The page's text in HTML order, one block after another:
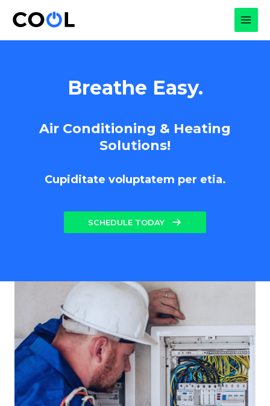
Breathe Easy.
Air Conditioning & Heating
Solutions!
Cupiditate voluptatem per etia.
SCHEDULE TODAY